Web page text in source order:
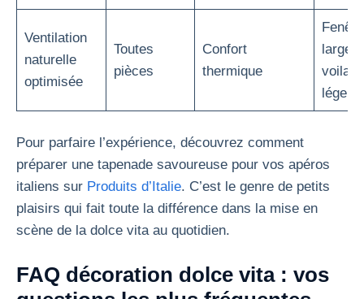
Ventilation
naturelle
optimisée
Toutes
pièces
Confort
thermique
larges,
légers
Pour parfaire l’expérience, découvrez comment
préparer une tapenade savoureuse pour vos apéros
italiens sur Produits d’Italie. C’est le genre de petits
plaisirs qui fait toute la différence dans la mise en
scène de la dolce vita au quotidien.
FAQ décoration dolce vita : vos